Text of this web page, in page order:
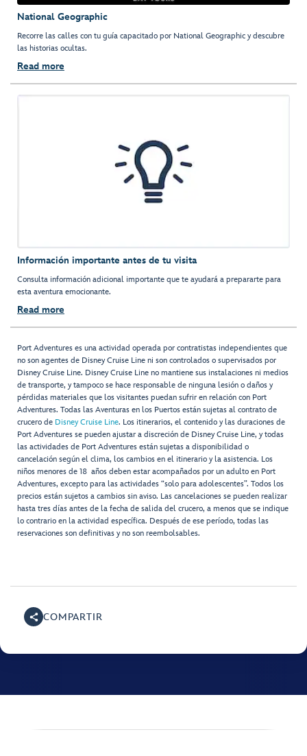
National Geographic
Recorre las calles con tu guía capacitado por National Geographic y descubre
las historias ocultas.
Read more
Información importante antes de tu visita
Consulta información adicional importante que te ayudará a prepararte para
esta aventura emocionante.
Read more
Port Adventures es una actividad operada por contratistas independientes que
no son agentes de Disney Cruise Line ni son controlados o supervisados por
Disney Cruise Line. Disney Cruise Line no mantiene sus instalaciones ni medios
de transporte, y tampoco se hace responsable de ninguna lesión o daños y
pérdidas materiales que los visitantes puedan sufrir en relación con Port
Adventures. Todas las Aventuras en los Puertos están sujetas al contrato de
crucero de Disney Cruise Line. Los itinerarios, el contenido y las duraciones de
Port Adventures se pueden ajustar a discreción de Disney Cruise Line, y todas
las actividades de Port Adventures están sujetas a disponibilidad o
cancelación según el clima, los cambios en el itinerario y la asistencia. Los
niños menores de 18 años deben estar acompañados por un adulto en Port
Adventures, excepto para las actividades “solo para adolescentes”. Todos los
precios están sujetos a cambios sin aviso. Las cancelaciones se pueden realizar
hasta tres días antes de la fecha de salida del crucero, a menos que se indique
lo contrario en la actividad específica. Después de ese período, todas las
reservaciones son definitivas y no son reembolsables.
COMPARTIR